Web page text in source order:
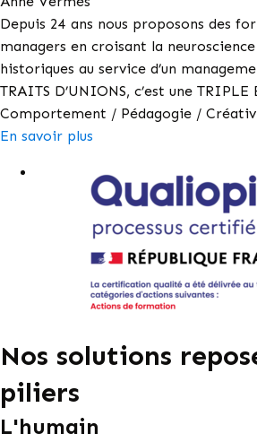
Depuis 24 ans nous proposons des
managers en croisant la
historiques au service d’un
TRAITS D’UNIONS, c’est une TRIPLE
Comportement / Pédagogie /
En savoir plus
Nos solutions
piliers
L'humain